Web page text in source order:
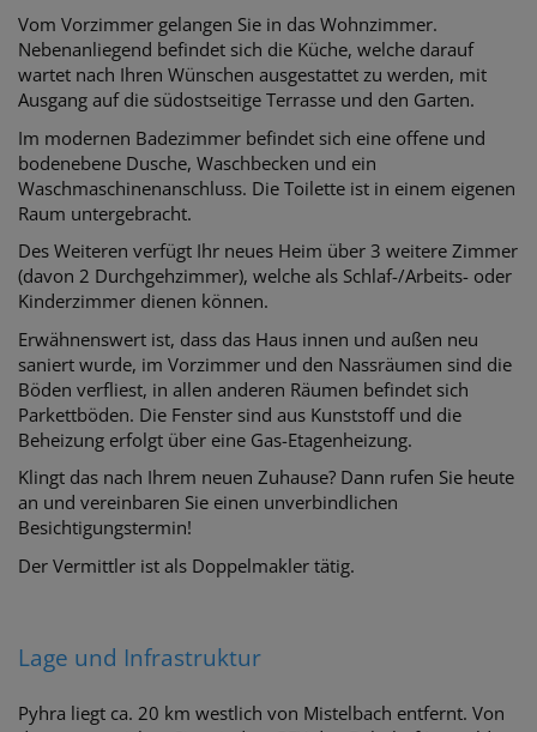
Vom Vorzimmer gelangen Sie in das Wohnzimmer.
Nebenanliegend befindet sich die Küche, welche darauf
wartet nach Ihren Wünschen ausgestattet zu werden, mit
Ausgang auf die südostseitige Terrasse und den Garten.
Im modernen Badezimmer befindet sich eine offene und
bodenebene Dusche, Waschbecken und ein
Waschmaschinenanschluss. Die Toilette ist in einem eigenen
Raum untergebracht.
Des Weiteren verfügt Ihr neues Heim über 3 weitere Zimmer
(davon 2 Durchgehzimmer), welche als Schlaf-/Arbeits- oder
Kinderzimmer dienen können.
Erwähnenswert ist, dass das Haus innen und außen neu
saniert wurde, im Vorzimmer und den Nassräumen sind die
Böden verfliest, in allen anderen Räumen befindet sich
Parkettböden. Die Fenster sind aus Kunststoff und die
Beheizung erfolgt über eine Gas-Etagenheizung.
Klingt das nach Ihrem neuen Zuhause? Dann rufen Sie heute
an und vereinbaren Sie einen unverbindlichen
Besichtigungstermin!
Der Vermittler ist als Doppelmakler tätig.
Lage und Infrastruktur
Pyhra liegt ca. 20 km westlich von Mistelbach entfernt. Von